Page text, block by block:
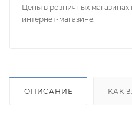
Цены в розничных магазинах
интернет-магазине.
ОПИСАНИЕ КАК